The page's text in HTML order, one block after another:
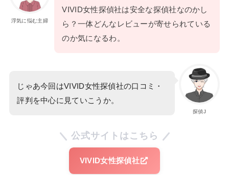
浮気に悩む主婦
VIVID女性探偵社は安全な探偵社なのかし
ら？一体どんなレビューが寄せられている
のか気になるわ。
探偵J
じゃあ今回はVIVID女性探偵社の口コミ・
評判を中心に見ていこうか。
公式サイトはこちら
VIVID女性探偵社